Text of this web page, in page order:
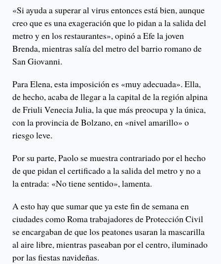
«Si ayuda a superar al virus entonces está bien, aunque
creo que es una exageración que lo pidan a la salida del
metro y en los restaurantes», opinó a Efe la joven
Brenda, mientras salía del metro del barrio romano de
San Giovanni.
Para Elena, esta imposición es «muy adecuada». Ella,
de hecho, acaba de llegar a la capital de la región alpina
de Friuli Venecia Julia, la que más preocupa y la única,
con la provincia de Bolzano, en «nivel amarillo» o
riesgo leve.
Por su parte, Paolo se muestra contrariado por el hecho
de que pidan el certificado a la salida del metro y no a
la entrada: «No tiene sentido», lamenta.
A esto hay que sumar que ya este fin de semana en
ciudades como Roma trabajadores de Protección Civil
se encargaban de que los peatones usaran la mascarilla
al aire libre, mientras paseaban por el centro, iluminado
por las fiestas navideñas.